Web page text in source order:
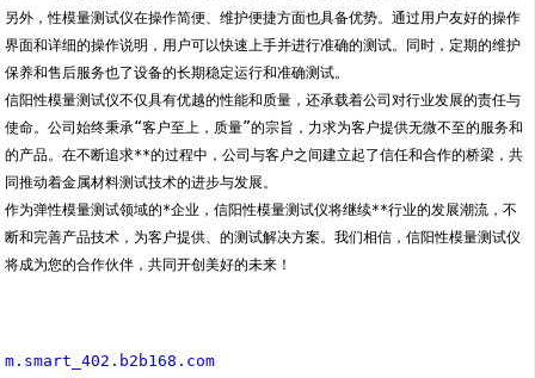
另外，性模量测试仪在操作简便、维护便捷方面也具备优势。通过用户友好的操作
界面和详细的操作说明，用户可以快速上手并进行准确的测试。同时，定期的维护
保养和售后服务也了设备的长期稳定运行和准确测试。
信阳性模量测试仪不仅具有优越的性能和质量，还承载着公司对行业发展的责任与
使命。公司始终秉承“客户至上，质量”的宗旨，力求为客户提供无微不至的服务和
的产品。在不断追求**的过程中，公司与客户之间建立起了信任和合作的桥梁，共
同推动着金属材料测试技术的进步与发展。
作为弹性模量测试领域的*企业，信阳性模量测试仪将继续**行业的发展潮流，不
断和完善产品技术，为客户提供、的测试解决方案。我们相信，信阳性模量测试仪
将成为您的合作伙伴，共同开创美好的未来！
m.smart_402.b2b168.com